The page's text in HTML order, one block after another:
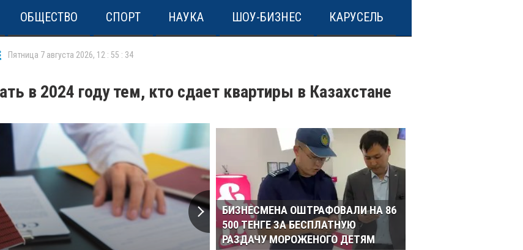
ОБЩЕСТВО СПОРТ НАУКА ШОУ-БИЗНЕС КАРУСЕЛЬ
Пятница 7 августа 2026, 12 : 55 : 34
в 2024 году тем, кто сдает квартиры в Казахстане
БИЗНЕСМЕНА ОШТРАФОВАЛИ НА 86
500 ТЕНГЕ ЗА БЕСПЛАТНУЮ
РАЗДАЧУ МОРОЖЕНОГО ДЕТЯМ